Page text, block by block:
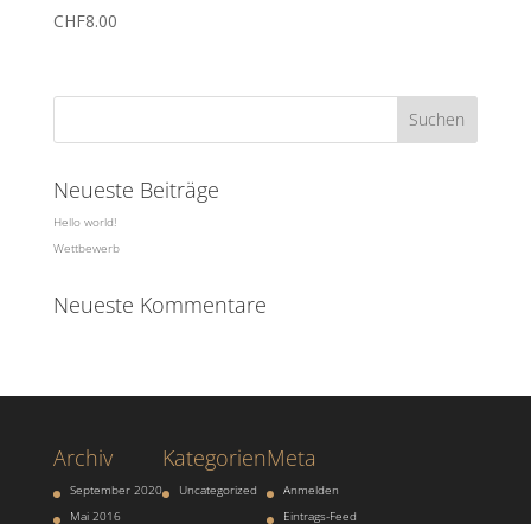
CHF8.00
Neueste Beiträge
Hello world!
Wettbewerb
Neueste Kommentare
Archiv
September 2020
Mai 2016
Kategorien
Uncategorized
Meta
Anmelden
Eintrags-Feed